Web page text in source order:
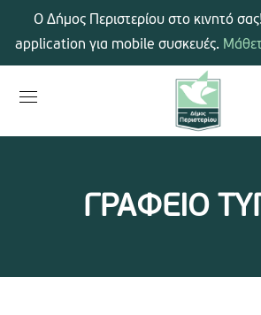
ΓΡΑΦΕΙΟ
Ο Δήμος Περιστερίου στο κινητό
application για mobile συσκευές.